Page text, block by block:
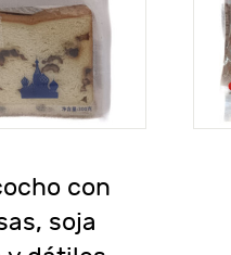
con
soja